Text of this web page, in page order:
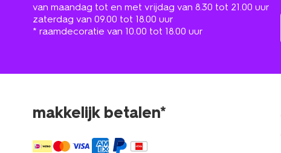
van maandag tot en met vrijdag van 8.30 tot 21.00 uur
zaterdag van 09.00 tot 18.00 uur
* raamdecoratie van 10.00 tot 18.00 uur
makkelijk betalen*